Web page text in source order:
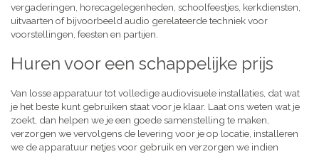
vergaderingen, horecagelegenheden, schoolfeestjes, kerkdiensten,
uitvaarten of bijvoorbeeld audio gerelateerde techniek voor
voorstellingen, feesten en partijen.
Huren voor een schappelijke prijs
Van losse apparatuur tot volledige audiovisuele installaties, dat wat
je het beste kunt gebruiken staat voor je klaar. Laat ons weten wat je
zoekt, dan helpen we je een goede samenstelling te maken,
verzorgen we vervolgens de levering voor je op locatie, installeren
we de apparatuur netjes voor gebruik en verzorgen we indien